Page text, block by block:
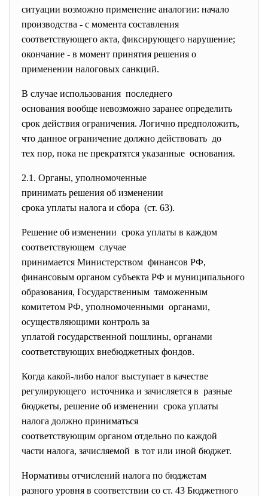
ситуации возможно применение аналогии: начало
производства - с момента составления
соответствующего акта, фиксирующего нарушение;
окончание - в момент принятия решения о
применении налоговых санкций.
В случае использования последнего
основания вообще невозможно заранее определить
срок действия ограничения. Логично предположить,
что данное ограничение должно действовать до
тех пор, пока не прекратятся указанные основания.
2.1. Органы, уполномоченные
принимать решения об изменении
срока уплаты налога и сбора (ст. 63).
Решение об изменении срока уплаты в каждом
соответствующем случае
принимается Министерством финансов РФ,
финансовым органом субъекта РФ и муниципального
образования, Государственным таможенным
комитетом РФ, уполномоченными органами,
осуществляющими контроль за
уплатой государственной пошлины, органами
соответствующих внебюджетных фондов.
Когда какой-либо налог выступает в качестве
регулирующего источника и зачисляется в разные
бюджеты, решение об изменении срока уплаты
налога должно приниматься
соответствующим органом отдельно по каждой
части налога, зачисляемой в тот или иной бюджет.
Нормативы отчислений налога по бюджетам
разного уровня в соответствии со ст. 43 Бюджетного